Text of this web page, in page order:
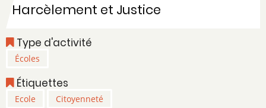
Harcèlement et Justice
Type d'activité
Écoles
Étiquettes
Ecole Citoyenneté